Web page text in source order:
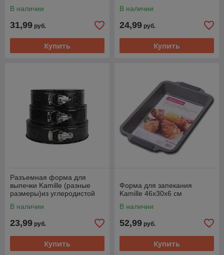
отделениями
В наличии
31,99 руб.
Купить
В наличии
24,99 руб.
Купить
Разъемная форма для
выпечки Kamille (разные
размеры)из углеродистой
В наличии
23,99 руб.
Купить
Форма для запекания
Kamille 46x30x6 см
В наличии
52,99 руб.
Купить